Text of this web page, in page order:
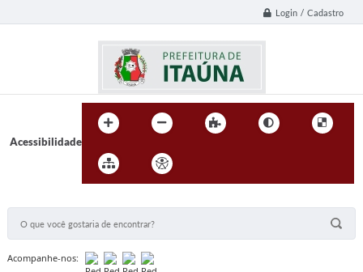
Login / Cadastro
Acessibilidade
Acompanhe-nos: